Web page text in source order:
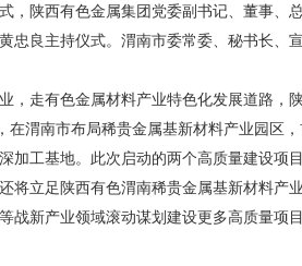
陕西有色金属集团党委副书记、董事、
忠良主持仪式。渭南市委常委、秘书长、
走有色金属材料产业特色化发展道路，
渭南市布局稀贵金属基新材料产业园区
加工基地。此次启动的两个高质量建设项
将立足陕西有色渭南稀贵金属基新材料产
战新产业领域滚动谋划建设更多高质量项